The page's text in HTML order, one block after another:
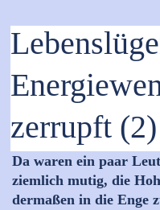
zerrupft (2)
Da waren ein paar
ziemlich mutig, die
dermaßen in die Enge